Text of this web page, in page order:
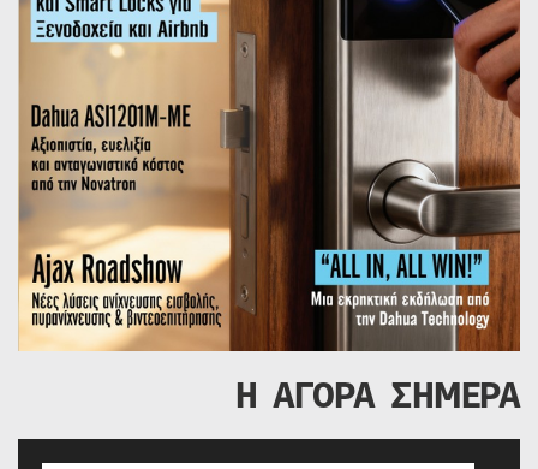
Η ΑΓΟΡΑ ΣΗΜΕΡΑ